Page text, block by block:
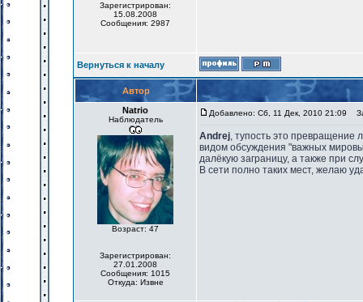
Зарегистрирован:
15.08.2008
Сообщения: 2987
Вернуться к началу
Автор
Natrio
Наблюдатель
Возраст: 47
Зарегистрирован:
27.01.2008
Сообщения: 1015
Откуда: Извне
Добавлено: Сб, 11 Дек, 2010 21:09
Andrej, тупость это превращение
видом обсуждения "важных
далёкую заграницу, а также при
В сети полно таких мест, желаю